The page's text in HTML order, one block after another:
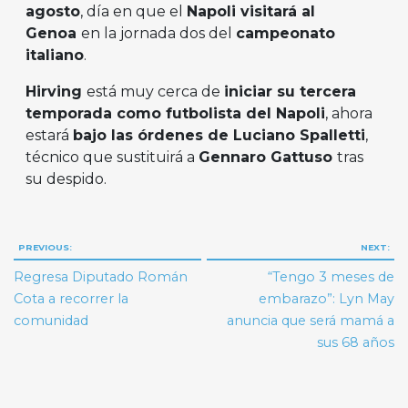
agosto, día en que el
Napoli visitará al
Genoa en la jornada dos del campeonato
italiano.
Hirving está muy cerca de iniciar su tercera
temporada como futbolista del Napoli, ahora
estará bajo las órdenes de Luciano Spalletti,
técnico que sustituirá a Gennaro Gattuso tras
su despido.
Navegación
de
entradas
PREVIOUS:
Regresa Diputado Román
Cota a recorrer la
comunidad
NEXT:
“Tengo 3 meses de
embarazo”: Lyn May
anuncia que será mamá a
sus 68 años